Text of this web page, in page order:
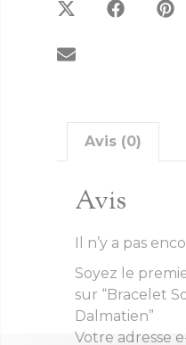
Avis (0)
Avis
Il n’y a pas
Soyez le
sur “Bracelet
Dalmatien”
Votre adresse